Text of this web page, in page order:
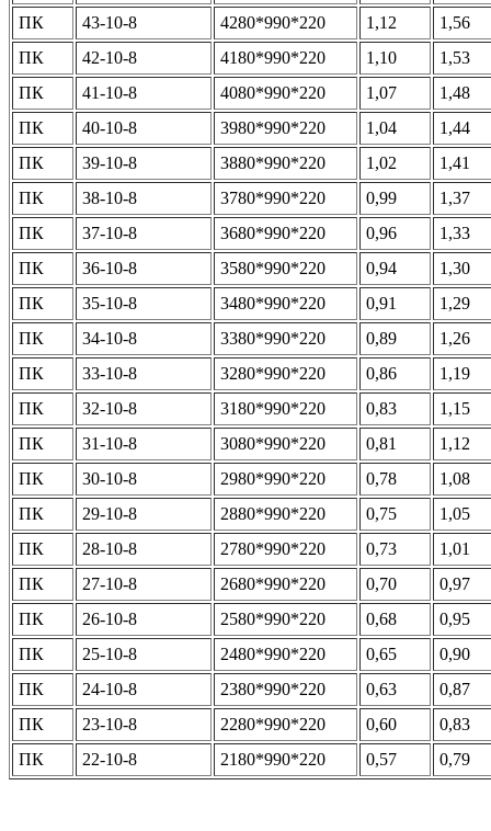
ПК
43-10-8 4280*990*220 1,12
1,56
ПК
42-10-8 4180*990*220 1,10
1,53
ПК
41-10-8 4080*990*220 1,07
1,48
ПК
40-10-8 3980*990*220 1,04
1,44
ПК
39-10-8 3880*990*220 1,02
1,41
ПК
38-10-8 3780*990*220 0,99
1,37
ПК
37-10-8 3680*990*220 0,96
1,33
ПК
36-10-8 3580*990*220 0,94
1,30
ПК
35-10-8 3480*990*220 0,91
1,29
ПК
34-10-8 3380*990*220 0,89
1,26
ПК
33-10-8 3280*990*220 0,86
1,19
ПК
32-10-8 3180*990*220 0,83
1,15
ПК
31-10-8 3080*990*220 0,81
1,12
ПК
30-10-8 2980*990*220 0,78
1,08
ПК
29-10-8 2880*990*220 0,75
1,05
ПК
28-10-8 2780*990*220 0,73
1,01
ПК
27-10-8 2680*990*220 0,70
0,97
ПК
26-10-8 2580*990*220 0,68
0,95
ПК
25-10-8 2480*990*220 0,65
0,90
ПК
24-10-8 2380*990*220 0,63
0,87
ПК
23-10-8 2280*990*220 0,60
0,83
ПК
22-10-8 2180*990*220 0,57 0,79